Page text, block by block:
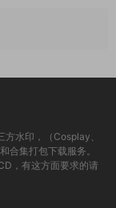
水印，（Cosplay、
合集打包下载服务。
，有这方面要求的请